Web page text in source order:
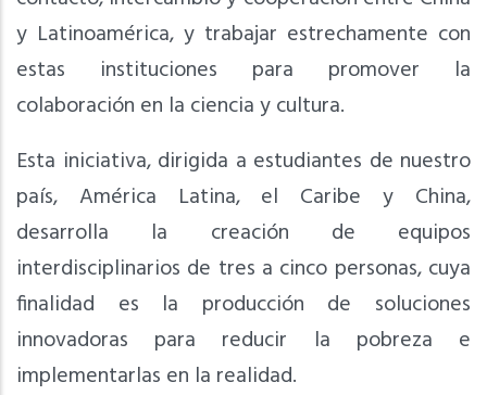
y Latinoamérica, y trabajar estrechamente con
estas instituciones para promover la
colaboración en la ciencia y cultura.
Esta iniciativa, dirigida a estudiantes de nuestro
país, América Latina, el Caribe y China,
desarrolla la creación de equipos
interdisciplinarios de tres a cinco personas, cuya
finalidad es la producción de soluciones
innovadoras para reducir la pobreza e
implementarlas en la realidad.